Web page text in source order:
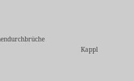
Kappl